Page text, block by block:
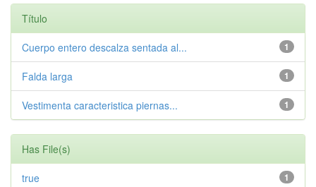
Título
1
Cuerpo entero descalza sentada al...
1
Falda larga
1
Vestimenta caracteristica piernas...
Has File(s)
1
true